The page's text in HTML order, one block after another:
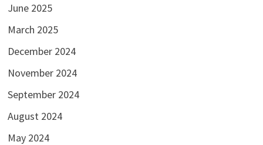
June 2025
March 2025
December 2024
November 2024
September 2024
August 2024
May 2024